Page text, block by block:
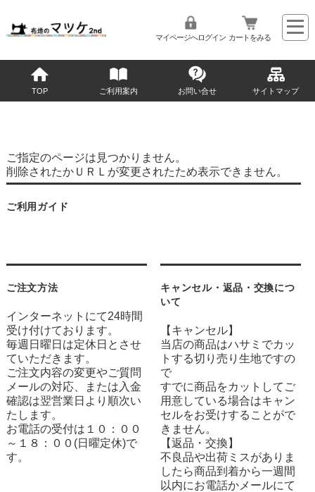
マイページへログイン カートをみる
TOP ご利用案内 お問い合せ サイトマップ
ご指定のページは見つかりません。
削除されたかＵＲＬが変更されたため表示できません。
ご利用ガイド
ご注文方法
インターネットにて24時間
受け付けております。
毎週日曜日は定休日とさせ
ていただきます。
ご注文内容の変更やご質問
メールの対応、または入金
確認は翌営業日より順次い
たします。
お電話の受付は１０：００
～１８：００(日曜定休)で
す。
キャンセル・返品・交換につ
いて
【キャンセル】
当店の商品はハサミでカッ
トする切り売り生地ですの
で
すでに商品をカットしてご
用意している場合はキャン
セルをお受けすることがで
きません。
【返品・交換】
不良品や出荷ミスがありま
したら商品到着から一週間
以内にお電話かメールにて